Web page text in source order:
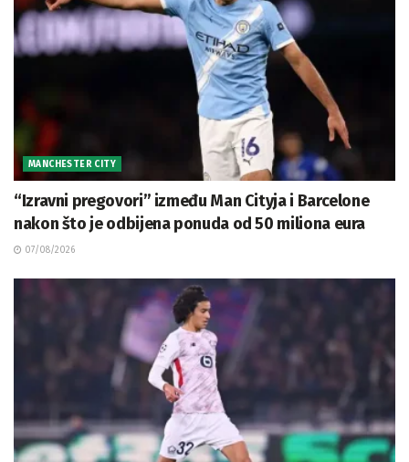
MANCHESTER CITY
“Izravni pregovori” između Man Cityja i Barcelone
nakon što je odbijena ponuda od 50 miliona eura
07/08/2026